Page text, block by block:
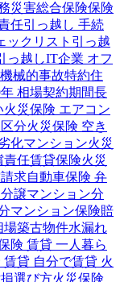
災害総合保険保険
任引っ越し 手続
ックリスト 引っ越
っ越しIT企業 オフ
械的事故特約住
相場契約期間長
火災保険 エアコン
分火災保険 空き
化マンション火災
責任賃貸保険火災
求自動車保険 弁
譲マンション分
マンション保険賠
場築古物件水漏れ
険 賃貸 一人暮ら
賃貸 自分で賃貸 火
選び方火災保険